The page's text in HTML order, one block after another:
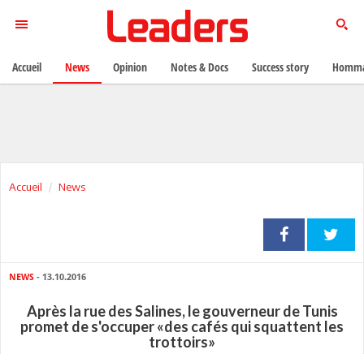
Accueil News
NEWS - 13.10.2016
Après la rue des Salines, le gouverneur de Tunis
promet de s'occuper «des cafés qui squattent les
trottoirs»
Accueil News Opinion Notes & Docs Success story